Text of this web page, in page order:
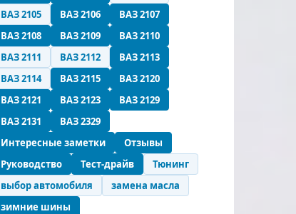
ВАЗ 2105
ВАЗ 2106
ВАЗ 2107
ВАЗ 2108
ВАЗ 2109
ВАЗ 2110
ВАЗ 2111
ВАЗ 2112
ВАЗ 2113
ВАЗ 2114
ВАЗ 2115
ВАЗ 2120
ВАЗ 2121
ВАЗ 2123
ВАЗ 2129
ВАЗ 2131
ВАЗ 2329
Интересные заметки
Отзывы
Руководство
Тест-драйв
Тюнинг
выбор автомобиля
замена масла
зимние шины